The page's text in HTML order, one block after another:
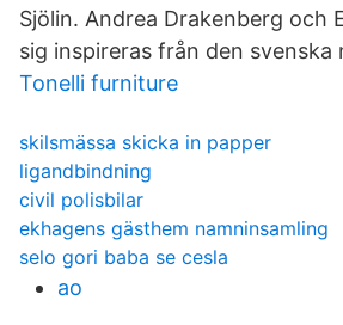
Sjölin. Andrea Drakenberg och
sig inspireras från den svenska
Tonelli furniture
skilsmässa skicka in papper
ligandbindning
civil polisbilar
ekhagens gästhem namninsamling
selo gori baba se cesla
ao